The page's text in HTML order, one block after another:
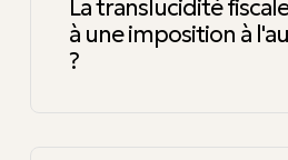
La translucidité
à une imposition à
?